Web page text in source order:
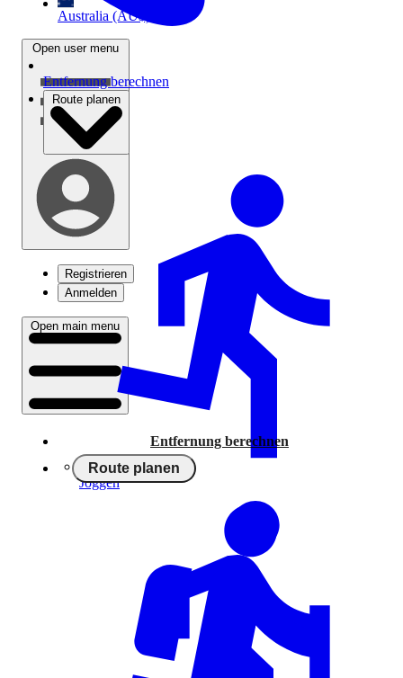
Australia (AU$)
Open user menu
Registrieren
Anmelden
Open main menu
Entfernung berechnen
Route planen
Entfernung berechnen
Route planen
Joggen